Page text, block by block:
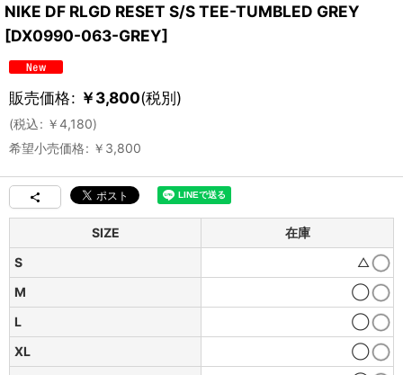
NIKE DF RLGD RESET S/S TEE-TUMBLED GREY
[DX0990-063-GREY]
販売価格: ￥3,800(税別)
(税込: ￥4,180)
希望小売価格: ￥ 3,800
SIZE
在庫
S
△
M
◯
L
◯
XL
◯